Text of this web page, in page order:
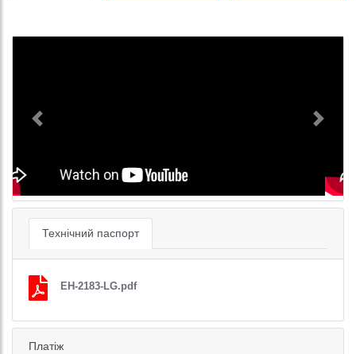
Previous Next
Технічний паспорт
EH-2183-LG.pdf
Платіж